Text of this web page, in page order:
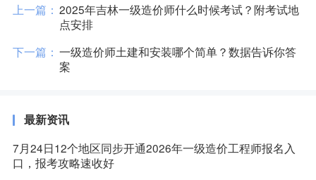
上一篇： 2025年吉林一级造价师什么时候考试？附考试地
点安排
下一篇： 一级造价师土建和安装哪个简单？数据告诉你答
案
最新资讯
7月24日12个地区同步开通2026年一级造价工程师报名入
口，报考攻略速收好